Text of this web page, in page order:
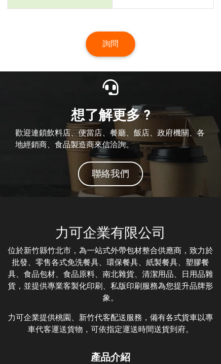
詢問
想了解更多 ?
歡迎連鎖飲料店、便當店、餐廳、飯店、政府機關、各
地經銷商、食品製造商來信洽詢。
聯絡我們
力可企業有限公司
位於新竹縣竹北市，為一站式外帶包材整合供應商，致力於
批發、零售各式免洗餐具、環保餐具、紙製餐具、塑膠餐
具、食品包材、食品原料、南北雜貨、清潔用品、日用品雜
貨，並提供專業客製化印刷、私版印刷服務為您提升品牌形
象。
力可企業提供桃園、新竹代客配送服務，備有各式貨車以專
車代客運送貨物，可依指定運送時間送貨到府。
產品介紹